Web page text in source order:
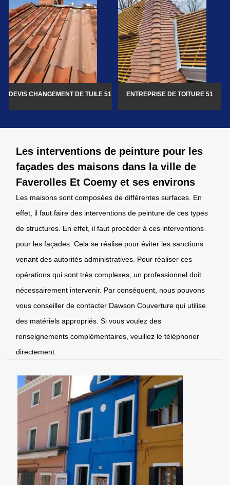
DEVIS CHANGEMENT DE TUILE 51 ENTREPRISE DE TOITURE 51
Les interventions de peinture pour les
façades des maisons dans la ville de
Faverolles Et Coemy et ses environs
Les maisons sont composées de différentes surfaces. En
effet, il faut faire des interventions de peinture de ces types
de structures. En effet, il faut procéder à ces interventions
pour les façades. Cela se réalise pour éviter les sanctions
venant des autorités administratives. Pour réaliser ces
opérations qui sont très complexes, un professionnel doit
nécessairement intervenir. Par conséquent, nous pouvons
vous conseiller de contacter Dawson Couverture qui utilise
des matériels appropriés. Si vous voulez des
renseignements complémentaires, veuillez le téléphoner
directement.